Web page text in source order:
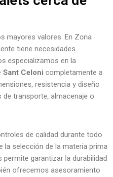
mayores valores. En Zona
tiene necesidades
especializamos en la
Sant Celoni completamente a
resistencia y diseño
transporte, almacenaje o
de calidad durante todo
la selección de la materia prima
garantizar la durabilidad
ofrecemos asesoramiento